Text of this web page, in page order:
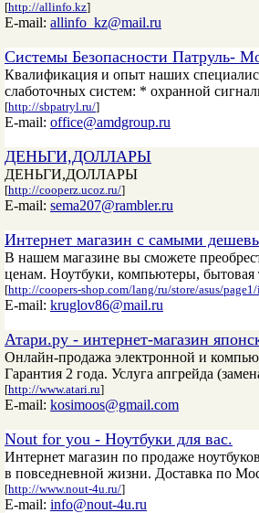
[http://allinfo.kz]
E-mail: allinfo_kz@mail.ru
Системы Безопасности Патруль-
Квалификация и опыт наших
слаботочных систем: * охранной
[http://sbpatryl.ru/]
E-mail: office@amdgroup.ru
ДЕНЬГИ,ДОЛЛАРЫ
ДЕНЬГИ,ДОЛЛАРЫ
[http://cooperz.ucoz.ru/]
E-mail: sema207@rambler.ru
Интернет магазин с самыми
В нашем магазине вы сможете
ценам. Ноутбуки, компьютеры, бытовая
[http://coopers-shop.com/lang/ru/store/asus/
E-mail: kruglov86@mail.ru
Атари.ру - интернет-магазин
Онлайн-продажа электронной и
Гарантия 2 года. Услуга апгрейда
[http://www.atari.ru]
E-mail: kosimoos@gmail.com
Nout for you - Ноутбуки для вас.
Интернет магазин по продаже
в повседневной жизни. Доставка по
[http://www.nout-4u.ru/]
E-mail: info@nout-4u.ru